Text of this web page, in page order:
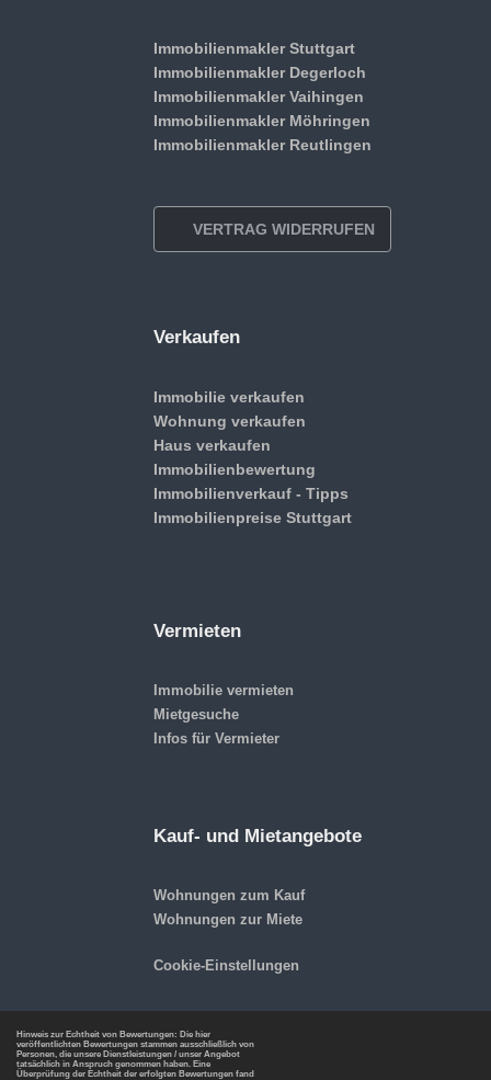
Immobilienmakler Stuttgart
Immobilienmakler Degerloch
Immobilienmakler Vaihingen
Immobilienmakler Möhringen
Immobilienmakler Reutlingen
VERTRAG WIDERRUFEN
Verkaufen
Immobilie verkaufen
Wohnung verkaufen
Haus verkaufen
Immobilienbewertung
Immobilienverkauf - Tipps
Immobilienpreise Stuttgart
Vermieten
Immobilie vermieten
Mietgesuche
Infos für Vermieter
Kauf- und Mietangebote
Wohnungen zum Kauf
Wohnungen zur Miete
Cookie-Einstellungen
Hinweis zur Echtheit von Bewertungen: Die hier
veröffentlichten Bewertungen stammen ausschließlich von
Personen, die unsere Dienstleistungen / unser Angebot
tatsächlich in Anspruch genommen haben. Eine
Überprüfung der Echtheit der erfolgten Bewertungen fand